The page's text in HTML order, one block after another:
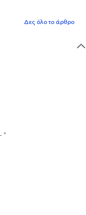
Δες όλο το άρθρο